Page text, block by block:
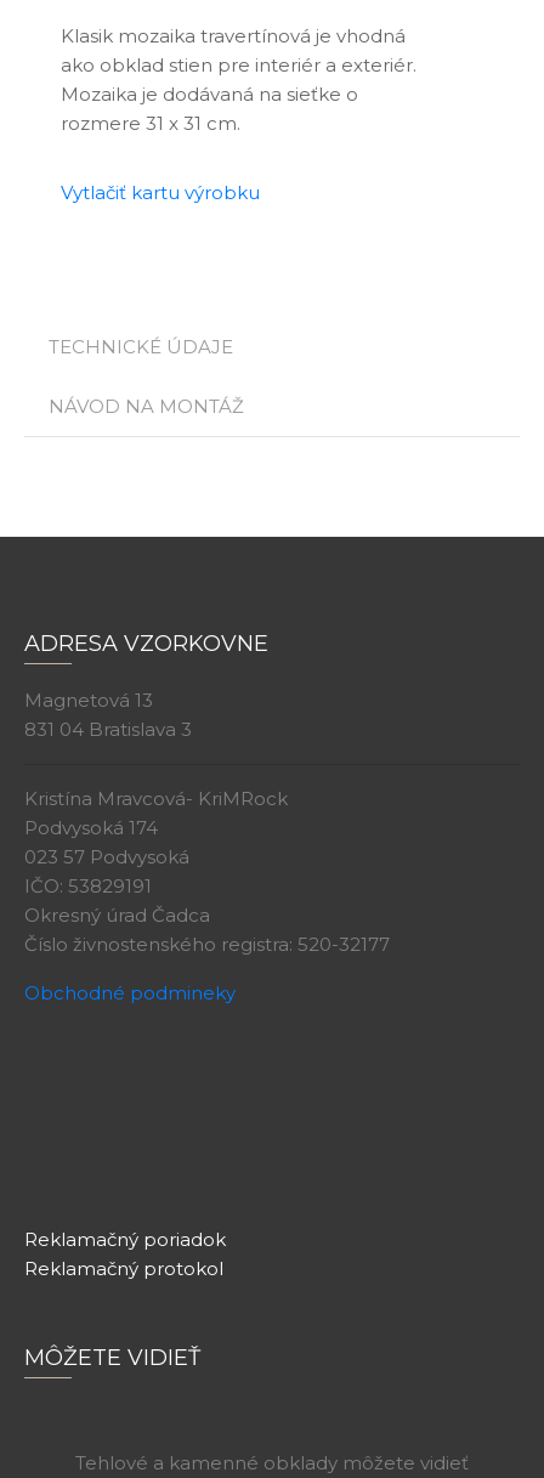
Klasik mozaika travertínová je vhodná
ako obklad stien pre interiér a exteriér.
Mozaika je dodávaná na sieťke o
rozmere 31 x 31 cm.
Vytlačiť kartu výrobku
TECHNICKÉ ÚDAJE
NÁVOD NA MONTÁŽ
ADRESA VZORKOVNE
Magnetová 13
831 04 Bratislava 3
Kristína Mravcová- KriMRock
Podvysoká 174
023 57 Podvysoká
IČO: 53829191
Okresný úrad Čadca
Číslo živnostenského registra: 520-32177
Obchodné podmineky
Reklamačný poriadok
Reklamačný protokol
MÔŽETE VIDIEŤ
Tehlové a kamenné obklady môžete vidieť